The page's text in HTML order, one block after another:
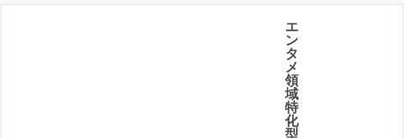
エ
ン
タ
メ
領
域
特
化
型